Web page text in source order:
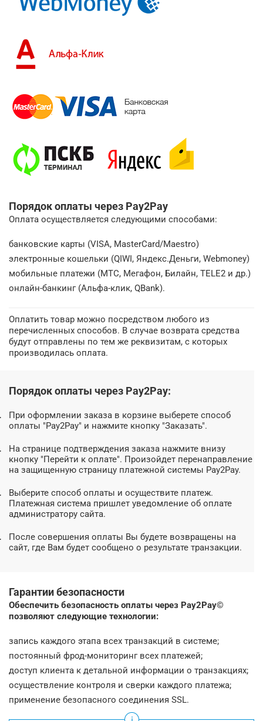
Порядок оплаты через Pay2Pay
Оплата осуществляется следующими способами:
банковские карты (VISA, MasterCard/Maestro)
электронные кошельки (QIWI, Яндекс.Деньги, Webmoney)
мобильные платежи (МТС, Мегафон, Билайн, TELE2 и др.)
онлайн-банкинг (Альфа-клик, QBank).
Оплатить товар можно посредством любого из
перечисленных способов. В случае возврата средства
будут отправлены по тем же реквизитам, с которых
производилась оплата.
Порядок оплаты через Pay2Pay:
При оформлении заказа в корзине выберете способ
оплаты "Pay2Pay" и нажмите кнопку "Заказать".
На странице подтверждения заказа нажмите внизу
кнопку "Перейти к оплате". Произойдет перенаправление
на защищенную страницу платежной системы Pay2Pay.
Выберите способ оплаты и осуществите платеж.
Платежная система пришлет уведомление об оплате
администратору сайта.
После совершения оплаты Вы будете возвращены на
сайт, где Вам будет сообщено о результате транзакции.
Гарантии безопасности
Обеспечить безопасность оплаты через Pay2Pay©
позволяют следующие технологии:
запись каждого этапа всех транзакций в системе;
постоянный фрод-мониторинг всех платежей;
доступ клиента к детальной информации о транзакциях;
осуществление контроля и сверки каждого платежа;
применение безопасного соединения SSL.